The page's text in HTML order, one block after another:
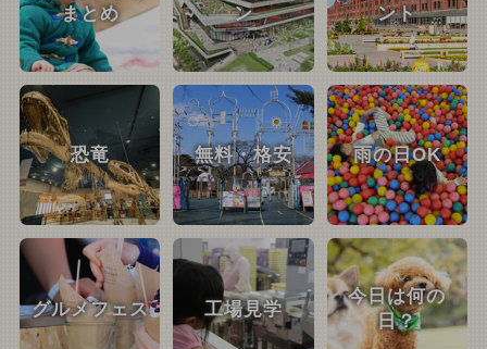
まとめ
ン
ント
恐竜 無料・格安 雨の日OK
グルメフェス 工場見学
今日は何の
日？